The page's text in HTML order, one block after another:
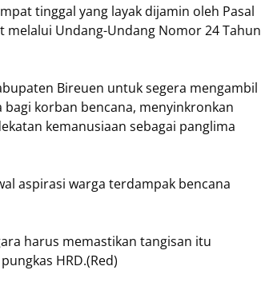
tinggal yang layak dijamin oleh Pasal
melalui Undang-Undang Nomor 24 Tahun
Bireuen untuk segera mengambil
korban bencana, menyinkronkan
kemanusiaan sebagai panglima
aspirasi warga terdampak bencana
harus memastikan tangisan itu
HRD.(Red)